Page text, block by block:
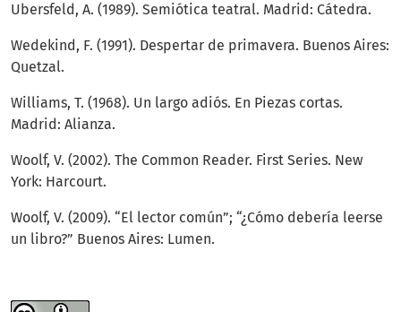
Ubersfeld, A. (1989). Semiótica teatral. Madrid: Cátedra.
Wedekind, F. (1991). Despertar de primavera. Buenos Aires:
Quetzal.
Williams, T. (1968). Un largo adiós. En Piezas cortas.
Madrid: Alianza.
Woolf, V. (2002). The Common Reader. First Series. New
York: Harcourt.
Woolf, V. (2009). “El lector común”; “¿Cómo debería leerse
un libro?” Buenos Aires: Lumen.